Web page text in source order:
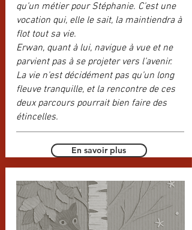
qu’un métier pour Stéphanie. C’est une
vocation qui, elle le sait, la maintiendra à
flot tout sa vie.
Erwan, quant à lui, navigue à vue et ne
parvient pas à se projeter vers l’avenir.
La vie n’est décidément pas qu’un long
fleuve tranquille, et la rencontre de ces
deux parcours pourrait bien faire des
étincelles.
En savoir plus